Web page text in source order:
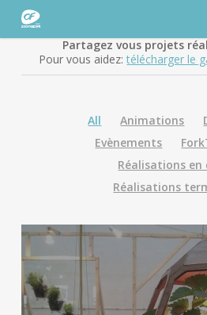
Panneau de gestion des cookies
Passer
contenu
Partagez vous projets
Pour vous aidez:télécharger le
All Animations
Evènements
Réalisations en
Réalisations